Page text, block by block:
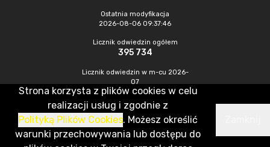
Ostatnia modyfikacja
2026-08-06 09:37:46
Licznik odwiedzin ogółem
395 734
Licznik odwiedzin w m-cu 2026-
07
1 045
CMS & Hosting: Nefeni Sp. z o.o.
Strona korzysta z plików cookies w celu
realizacji usług i zgodnie z
Polityką Plików Cookies. Możesz określić
warunki przechowywania lub dostępu do